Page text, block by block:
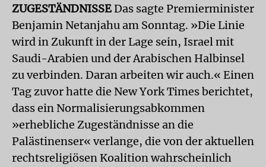
ZUGESTÄNDNISSEDas sagte Premierminister
Benjamin Netanjahu am Sonntag. »Die Linie
wird in Zukunft in der Lage sein, Israel mit
Saudi-Arabien und der Arabischen Halbinsel
zu verbinden. Daran arbeiten wir auch.« Einen
Tag zuvor hatte die New York Times berichtet,
dass ein Normalisierungsabkommen
»erhebliche Zugeständnisse an die
Palästinenser« verlange, die von der aktuellen
rechtsreligiösen Koalition wahrscheinlich